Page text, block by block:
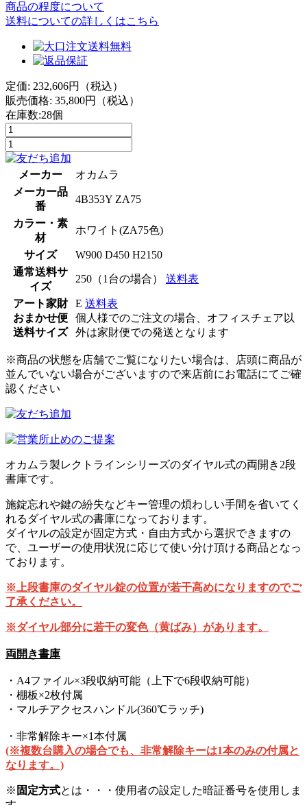
商品の程度について
送料についての詳しくはこちら
定価: 232,606円（税込）
販売価格: 35,800円（税込）
在庫数:28個
メーカー
オカムラ
メーカー品
番
4B353Y ZA75
カラー・素
材
ホワイト(ZA75色)
サイズ
W900 D450 H2150
通常送料サ
イズ
250（1台の場合） 送料表
アート家財
おまかせ便
送料サイズ
E 送料表
個人様でのご注文の場合、オフィスチェア以
外は家財便での発送となります
※商品の状態を店舗でご覧になりたい場合は、店頭に商品が
並んでいない場合がございますので来店前にお電話にてご確
認ください
オカムラ製レクトラインシリーズのダイヤル式の両開き2段
書庫です。
施錠忘れや鍵の紛失などキー管理の煩わしい手間を省いてく
れるダイヤル式の書庫になっております。
ダイヤルの設定が固定方式・自由方式から選択できますの
で、ユーザーの使用状況に応じて使い分け頂ける商品となっ
ております。
※上段書庫のダイヤル錠の位置が若干高めになりますのでご
了承ください。
※ダイヤル部分に若干の変色（黄ばみ）があります。
両開き書庫
・A4ファイル×3段収納可能（上下で6段収納可能）
・棚板×2枚付属
・マルチアクセスハンドル(360℃ラッチ)
・非常解除キー×1本付属
(※複数台購入の場合でも、非常解除キーは1本のみの付属と
なります。)
※ 固定方式とは・・・使用者の設定した暗証番号を使用しま